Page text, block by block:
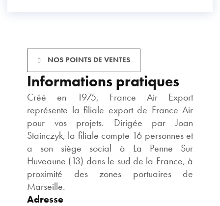
NOS POINTS DE VENTES
Informations pratiques
Créé en 1975, France Air Export
représente la filiale export de France Air
pour vos projets. Dirigée par Joan
Stainczyk, la filiale compte 16 personnes et
a son siège social à La Penne Sur
Huveaune (13) dans le sud de la France, à
proximité des zones portuaires de
Marseille.
Adresse